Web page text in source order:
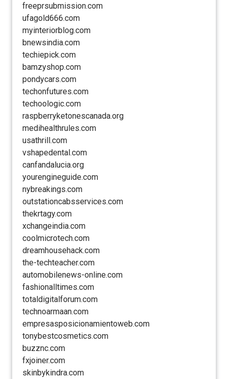
freeprsubmission.com
ufagold666.com
myinteriorblog.com
bnewsindia.com
techiepick.com
bamzyshop.com
pondycars.com
techonfutures.com
techoologic.com
raspberryketonescanada.org
medihealthrules.com
usathrill.com
vshapedental.com
canfandalucia.org
yourengineguide.com
nybreakings.com
outstationcabsservices.com
thekrtagy.com
xchangeindia.com
coolmicrotech.com
dreamhousehack.com
the-techteacher.com
automobilenews-online.com
fashionalltimes.com
totaldigitalforum.com
technoarmaan.com
empresasposicionamientoweb.com
tonybestcosmetics.com
buzznc.com
fxjoiner.com
skinbykindra.com